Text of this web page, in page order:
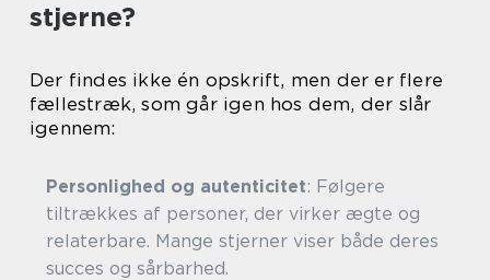
stjerne?
Der findes ikke én opskrift, men der er flere
fællestræk, som går igen hos dem, der slår
igennem:
Personlighed og autenticitet: Følgere
tiltrækkes af personer, der virker ægte og
relaterbare. Mange stjerner viser både deres
succes og sårbarhed.